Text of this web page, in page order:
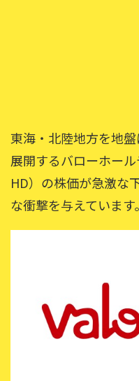
東海・北陸地方を地
展開するバローホー
HD）の株価が急激な
な衝撃を与えています。